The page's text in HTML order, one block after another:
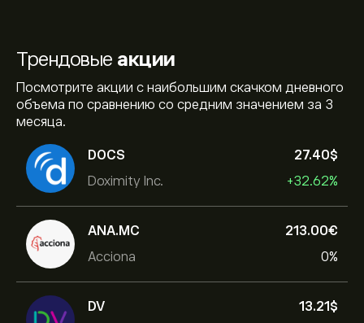
Трендовые акции
Посмотрите акции с наибольшим скачком дневного
объема по сравнению со средним значением за 3
месяца.
DOCS
Doximity Inc.
27.40‎$‎
+32.62%
ANA.MC
Acciona
213.00‎€‎
0%
DV
13.21‎$‎